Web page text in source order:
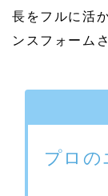
長をフルに活
ンスフォーム
プロの